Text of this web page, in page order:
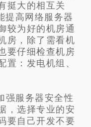
挺大的相互关
提高网络服务器
较为好的机房通
房，除了需看机
要仔细检查机房
置：发电机组、
强服务器安全性
，选择专业的安
要自己开发不要